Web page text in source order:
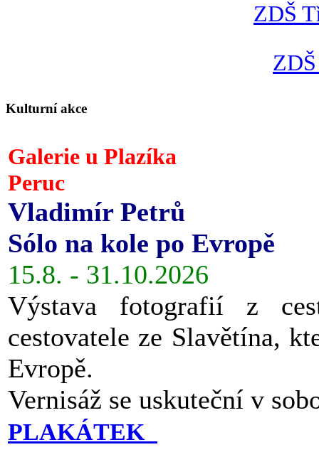
ZDŠ
Kulturní akce
Galerie u Plazíka
Peruc
Vladimír Petrů
Sólo na kole po Evropě
15.8. - 31.10.2026
Výstava fotografií z
cestovatele ze Slavětína,
Evropě.
Vernisáž se uskuteční v
PLAKÁTEK